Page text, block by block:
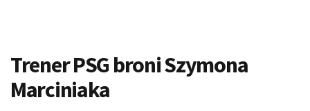
Trener PSG broni Szymona
Marciniaka